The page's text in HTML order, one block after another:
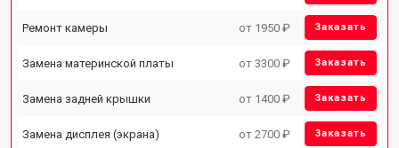
Ремонт камеры от 1950 ₽ Заказать
Замена материнской платы от 3300 ₽ Заказать
Замена задней крышки от 1400 ₽ Заказать
Замена дисплея (экрана) от 2700 ₽ Заказать